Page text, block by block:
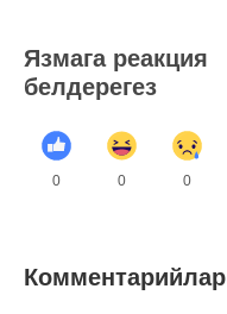
Язмага реакция
белдерегез
0 0 0
Комментарийлар